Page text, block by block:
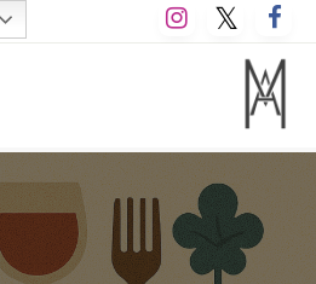
التخطي
إلى
المحتوى
M A hotels | إم ايه هوتيلز
الموقع الأول للعاملين في الفنادق